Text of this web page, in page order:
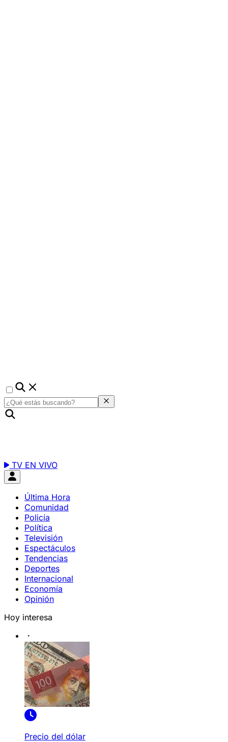
TV EN VIVO
Última Hora
Comunidad
Policía
Política
Televisión
Espectáculos
Tendencias
Deportes
Internacional
Economía
Opinión
Hoy interesa
Precio del dólar